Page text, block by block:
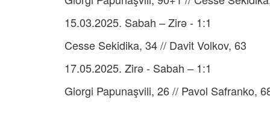
15.03.2025. Sabah – Zirə - 1:1
Cesse Sekidika, 34 // Davit Volkov, 63
17.05.2025. Zirə - Sabah – 1:1
Giorgi Papunaşvili, 26 // Pavol Safranko,